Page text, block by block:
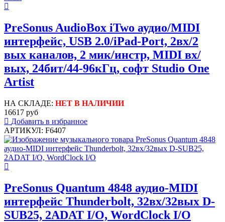
PreSonus AudioBox iTwo аудио/MIDI
интерфейс, USB 2.0/iPad-Port, 2вх/2
вых каналов, 2 мик/инстр, MIDI вх/
вых, 24бит/44-96кГц, софт Studio One
Artist
НА СКЛАДЕ: НЕТ В НАЛИЧИИ
16617 руб
Добавить в избранное
АРТИКУЛ: F6407
PreSonus Quantum 4848 аудио-MIDI
интерфейс Thunderbolt, 32вх/32вых D-
SUB25, 2ADAT I/O, WordClock I/O